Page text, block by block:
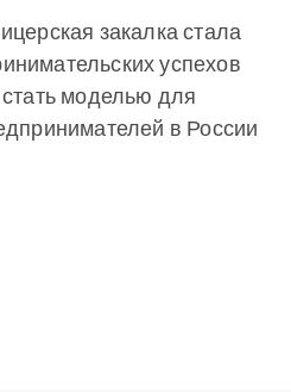
закалка стала
успехов
моделью для
в России